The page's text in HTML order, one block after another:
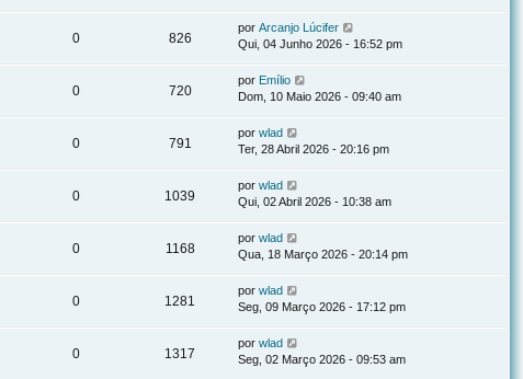
0 826
por Arcanjo Lúcifer
Qui, 04 Junho 2026 - 16:52 pm
0 720
por Emílio
Dom, 10 Maio 2026 - 09:40 am
0 791
por wlad
Ter, 28 Abril 2026 - 20:16 pm
0 1039
por wlad
Qui, 02 Abril 2026 - 10:38 am
0 1168
por wlad
Qua, 18 Março 2026 - 20:14 pm
0 1281
por wlad
Seg, 09 Março 2026 - 17:12 pm
0 1317
por wlad
Seg, 02 Março 2026 - 09:53 am